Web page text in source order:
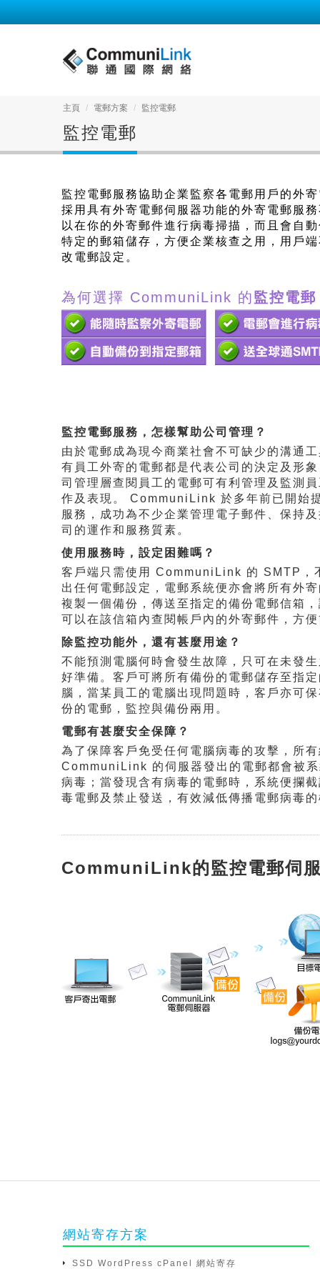
主頁 電郵方案 監控電郵
監控電郵
監控電郵服務協助企業監察各電郵用戶的外
採用具有外寄電郵伺服器功能的外寄電郵服
以在你的外寄郵件進行病毒掃描，而且會自
特定的郵箱儲存，方便企業核查之用，用戶
改電郵設定。
為何選擇 CommuniLink 的監控電郵
監控電郵服務，怎樣幫助公司管理？
由於電郵成為現今商業社會不可缺少的溝通
有員工外寄的電郵都是代表公司的決定及形
司管理層查閱員工的電郵可有利管理及監測
作及表現。 CommuniLink 於多年前已開始
服務，成功為不少企業管理電子郵件、保持
司的運作和服務質素。
使用服務時，設定困難嗎？
客戶端只需使用 CommuniLink 的 SMTP，
出任何電郵設定，電郵系統便亦會將所有外
複製一個備份，傳送至指定的備份電郵信箱
可以在該信箱內查閱帳戶內的外寄郵件，方
除監控功能外，還有甚麼用途？
不能預測電腦何時會發生故障，只可在未發
好準備。客戶可將所有備份的電郵儲存至指
腦，當某員工的電腦出現問題時，客戶亦可
份的電郵，監控與備份兩用。
電郵有甚麼安全保障？
為了保障客戶免受任何電腦病毒的攻擊，所
CommuniLink 的伺服器發出的電郵都會被
病毒；當發現含有病毒的電郵時，系統便攔
毒電郵及禁止發送，有效減低傳播電郵病毒
CommuniLink的監控電郵伺
網站寄存方案
SSD WordPress cPanel 網站寄存